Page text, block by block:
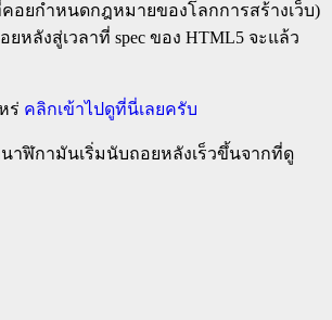
อยกำหนดกฎหมายของโลกการสร้างเว็บ)
ยหลังสู่เวลาที่ spec ของ HTML5 จะแล้ว
ร่ คลิกเข้าไปดูที่นี่เลยครับ
าฬิกามันเริ่มนับถอยหลังเร็วขึ้นจากที่ดู